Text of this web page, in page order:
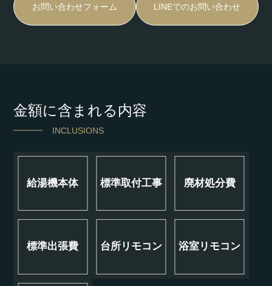
お問い合わせフォーム LINEでのお問い合わせ
金額に含まれる内容
INCLUSIONS
給湯機本体 標準取付工事 廃材処分費
標準出張費 台所リモコン 浴室リモコン